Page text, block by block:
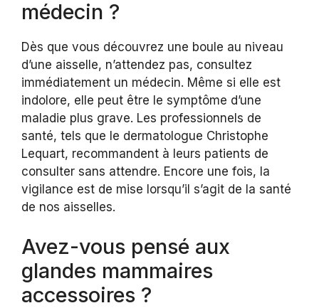
médecin ?
Dès que vous découvrez une boule au niveau
d’une aisselle, n’attendez pas, consultez
immédiatement un médecin. Même si elle est
indolore, elle peut être le symptôme d’une
maladie plus grave. Les professionnels de
santé, tels que le dermatologue Christophe
Lequart, recommandent à leurs patients de
consulter sans attendre. Encore une fois, la
vigilance est de mise lorsqu’il s’agit de la santé
de nos aisselles.
Avez-vous pensé aux
glandes mammaires
accessoires ?